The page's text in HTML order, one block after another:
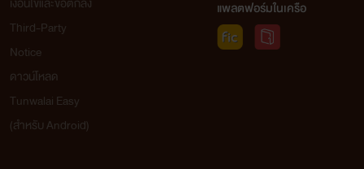
Third-Party
Notice
ดาวน์โหลด
Tunwalai Easy
(สำหรับ Android)
แพลตฟอร์มในเครือ